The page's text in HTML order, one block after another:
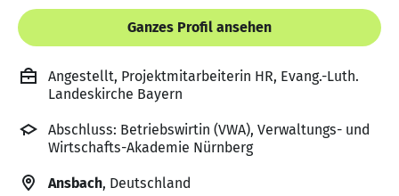
Ganzes Profil ansehen
Angestellt, Projektmitarbeiterin HR, Evang.-Luth.
Landeskirche Bayern
Abschluss: Betriebswirtin (VWA), Verwaltungs- und
Wirtschafts-Akademie Nürnberg
Ansbach, Deutschland